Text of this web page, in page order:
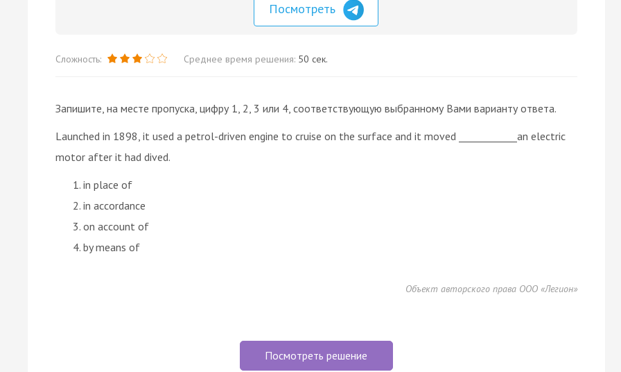
Посмотреть
Сложность: Среднее время решения: 50 сек.
Запишите, на месте пропуска, цифру 1, 2, 3 или 4, соответствующую выбранному Вами варианту ответа.
Launched in 1898, it used a petrol-driven engine to cruise on the surface and it moved ____________an electric
motor after it had dived.
in place of
in accordance
on account of
by means of
Объект авторского права ООО «Легион»
Посмотреть решение